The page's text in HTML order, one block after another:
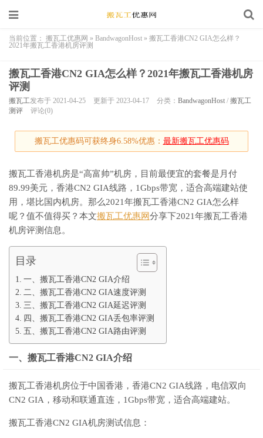
当前位置： 搬瓦工优惠网 » BandwagonHost » 搬瓦工香港CN2 GIA怎么样？
2021年搬瓦工香港机房评测
搬瓦工香港CN2 GIA怎么样？2021年搬瓦工香港机房
评测
搬瓦工发布于 2021-04-25 更新于 2023-04-17 分类： BandwagonHost / 搬瓦工
测评
评论(0)
搬瓦工优惠码可获终身6.58%优惠： 最新搬瓦工优惠码
搬瓦工香港机房是“高富帅”机房，目前最便宜的套餐是月付
89.99美元，香港CN2 GIA线路，1Gbps带宽，适合高端建站使
用，堪比国内机房。那么2021年搬瓦工香港CN2 GIA怎么样
呢？值不值得买？本文搬瓦工优惠网分享下2021年搬瓦工香港
机房评测信息。
目录
一、搬瓦工香港CN2 GIA介绍
二、搬瓦工香港CN2 GIA速度评测
三、搬瓦工香港CN2 GIA延迟评测
四、搬瓦工香港CN2 GIA丢包率评测
五、搬瓦工香港CN2 GIA路由评测
一、搬瓦工香港CN2 GIA介绍
搬瓦工香港机房位于中国香港，香港CN2 GIA线路，电信双向
CN2 GIA，移动和联通直连，1Gbps带宽，适合高端建站。
搬瓦工香港CN2 GIA机房测试信息：